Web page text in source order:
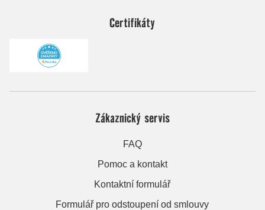
Certifikáty
Zákaznický servis
FAQ
Pomoc a kontakt
Kontaktní formulář
Formulář pro odstoupení od smlouvy